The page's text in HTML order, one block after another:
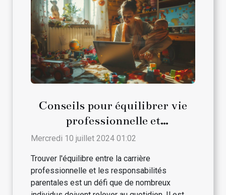
Conseils pour équilibrer vie
professionnelle et
responsabilités parentales
Mercredi 10 juillet 2024 01:02
Trouver l'équilibre entre la carrière
professionnelle et les responsabilités
parentales est un défi que de nombreux